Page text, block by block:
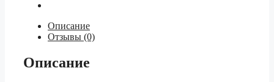
Описание
Отзывы (0)
Описание